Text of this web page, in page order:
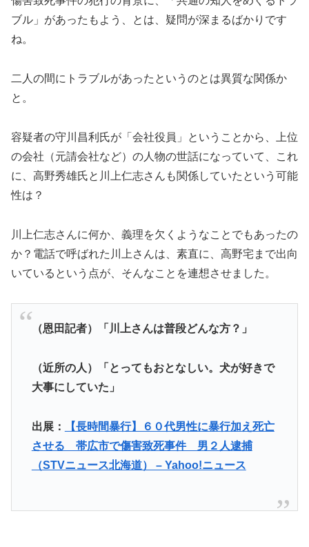
ブル」があったもよう、とは、疑問が深まるばかりです
ね。
二人の間にトラブルがあったというのとは異質な関係か
と。
容疑者の守川昌利氏が「会社役員」ということから、上位
の会社（元請会社など）の人物の世話になっていて、これ
に、高野秀雄氏と川上仁志さんも関係していたという可能
性は？
川上仁志さんに何か、義理を欠くようなことでもあったの
か？電話で呼ばれた川上さんは、素直に、高野宅まで出向
いているという点が、そんなことを連想させました。
（恩田記者）「川上さんは普段どんな方？」
（近所の人）「とってもおとなしい。犬が好きで
大事にしていた」
出展：
【長時間暴行】６０代男性に暴行加え死亡
させる 帯広市で傷害致死事件 男２人逮捕
（STVニュース北海道） – Yahoo!ニュース